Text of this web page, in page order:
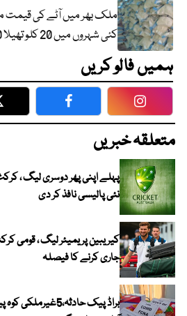
ملک بھر میں آٹے کی قیمت
کئی شہروں میں 20 کلو تھیلا 100 روپے تک مہنگا
ہمیں فالو کریں
Twitter Facebook
متعلقہ خبریں
پہلے اپنی پھر دوسری لیگ ،
نئی پالیسی نافذ کر دی
جاری کرنے کا فیصلہ
براڈ پیک